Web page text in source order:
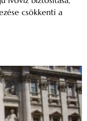
csökkenti a